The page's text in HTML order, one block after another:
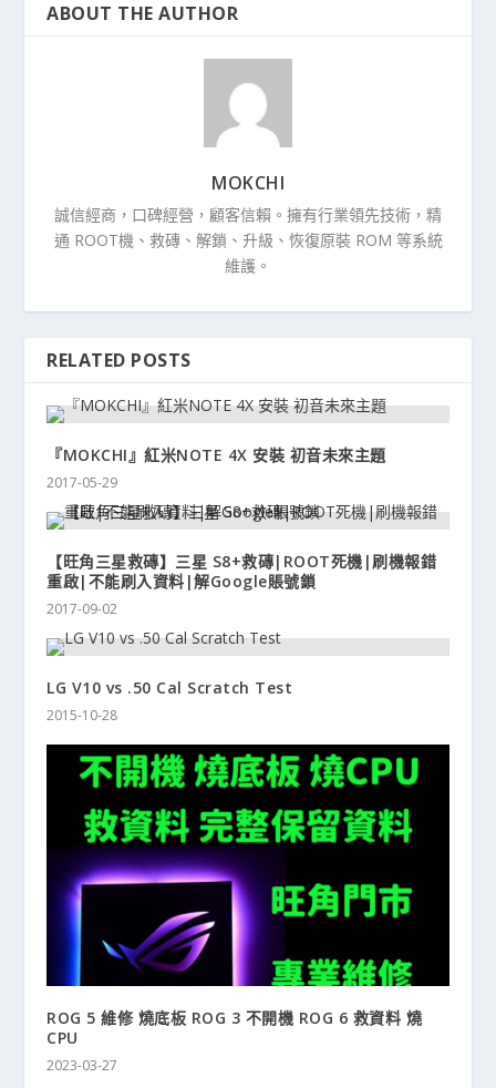
ABOUT THE AUTHOR
MOKCHI
誠信經商，口碑經營，顧客信賴。擁有行業領先技術，精
通 ROOT機、救磚、解鎖、升級、恢復原裝 ROM 等系統
維護。
RELATED POSTS
『MOKCHI』紅米NOTE 4X 安裝 初音未來主題
2017-05-29
【旺角三星救磚】三星 S8+救磚|ROOT死機|刷機報錯
重啟|不能刷入資料|解Google賬號鎖
2017-09-02
LG V10 vs .50 Cal Scratch Test
2015-10-28
ROG 5 維修 燒底板 ROG 3 不開機 ROG 6 救資料 燒
CPU
2023-03-27